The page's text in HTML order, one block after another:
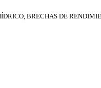
BRECHAS DE